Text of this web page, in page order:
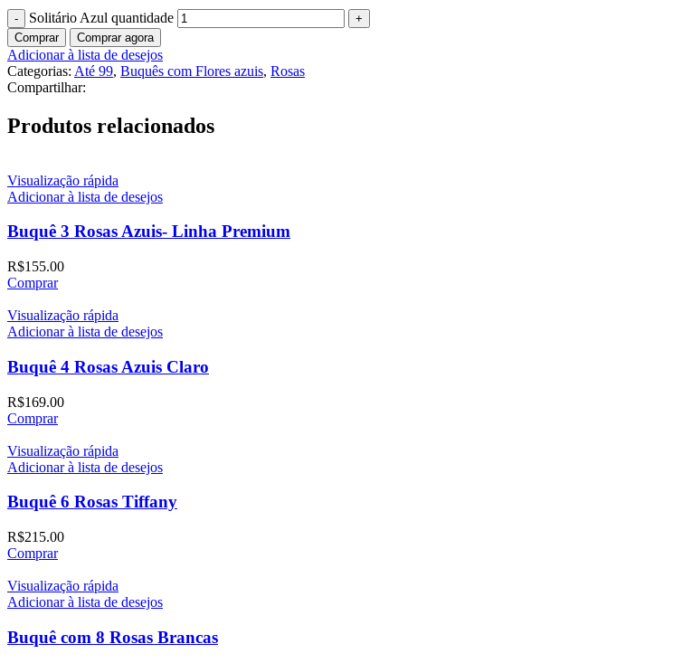
Solitário Azul quantidade
Comprar Comprar agora
Adicionar à lista de desejos
Categorias: Até 99, Buquês com Flores azuis, Rosas
Compartilhar:
Produtos relacionados
Visualização rápida
Adicionar à lista de desejos
Buquê 3 Rosas Azuis- Linha Premium
R$155.00
Comprar
Visualização rápida
Adicionar à lista de desejos
Buquê 4 Rosas Azuis Claro
R$169.00
Comprar
Visualização rápida
Adicionar à lista de desejos
Buquê 6 Rosas Tiffany
R$215.00
Comprar
Visualização rápida
Adicionar à lista de desejos
Buquê com 8 Rosas Brancas